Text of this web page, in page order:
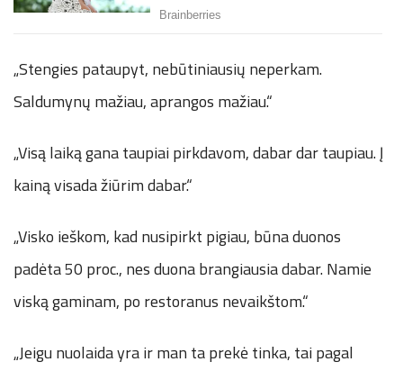
„Stengies pataupyt, nebūtiniausių neperkam.
Saldumynų mažiau, aprangos mažiau.“
„Visą laiką gana taupiai pirkdavom, dabar dar taupiau. Į
kainą visada žiūrim dabar.“
„Visko ieškom, kad nusipirkt pigiau, būna duonos
padėta 50 proc., nes duona brangiausia dabar. Namie
viską gaminam, po restoranus nevaikštom.“
„Jeigu nuolaida yra ir man ta prekė tinka, tai pagal